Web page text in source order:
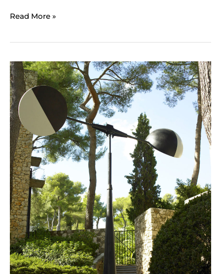
Read More »
Takis,
Signal
éolien
(sphères),
2005